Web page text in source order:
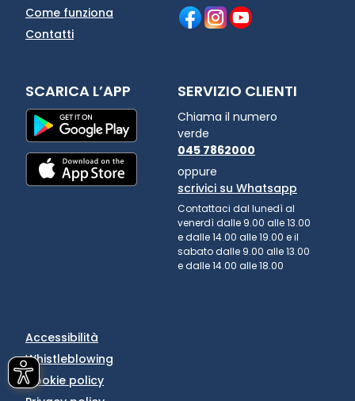
Come funziona
Contatti
SCARICA L’APP SERVIZIO CLIENTI
Chiama il numero
verde
045 7862000
oppure
scrivici su Whatsapp
Contattaci dal lunedì al
venerdì dalle 9.00 alle 13.00
e dalle 14.00 alle 19.00 e il
sabato dalle 9.00 alle 13.00
e dalle 14.00 alle 18.00
Accessibilità
Whistleblowing
Cookie policy